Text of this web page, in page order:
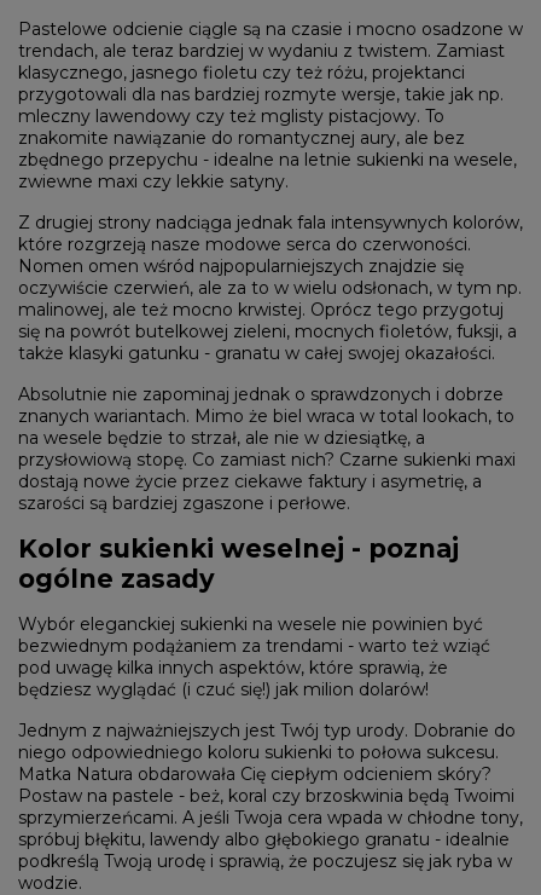
Pastelowe odcienie ciągle są na czasie i mocno osadzone w
trendach, ale teraz bardziej w wydaniu z twistem. Zamiast
klasycznego, jasnego fioletu czy też różu, projektanci
przygotowali dla nas bardziej rozmyte wersje, takie jak np.
mleczny lawendowy czy też mglisty pistacjowy. To
znakomite nawiązanie do romantycznej aury, ale bez
zbędnego przepychu - idealne na letnie sukienki na wesele,
zwiewne maxi czy lekkie satyny.
Z drugiej strony nadciąga jednak fala intensywnych kolorów,
które rozgrzeją nasze modowe serca do czerwoności.
Nomen omen wśród najpopularniejszych znajdzie się
oczywiście czerwień, ale za to w wielu odsłonach, w tym np.
malinowej, ale też mocno krwistej. Oprócz tego przygotuj
się na powrót butelkowej zieleni, mocnych fioletów, fuksji, a
także klasyki gatunku - granatu w całej swojej okazałości.
Absolutnie nie zapominaj jednak o sprawdzonych i dobrze
znanych wariantach. Mimo że biel wraca w total lookach, to
na wesele będzie to strzał, ale nie w dziesiątkę, a
przysłowiową stopę. Co zamiast nich? Czarne sukienki maxi
dostają nowe życie przez ciekawe faktury i asymetrię, a
szarości są bardziej zgaszone i perłowe.
Kolor sukienki weselnej - poznaj
ogólne zasady
Wybór eleganckiej sukienki na wesele nie powinien być
bezwiednym podążaniem za trendami - warto też wziąć
pod uwagę kilka innych aspektów, które sprawią, że
będziesz wyglądać (i czuć się!) jak milion dolarów!
Jednym z najważniejszych jest Twój typ urody. Dobranie do
niego odpowiedniego koloru sukienki to połowa sukcesu.
Matka Natura obdarowała Cię ciepłym odcieniem skóry?
Postaw na pastele - beż, koral czy brzoskwinia będą Twoimi
sprzymierzeńcami. A jeśli Twoja cera wpada w chłodne tony,
spróbuj błękitu, lawendy albo głębokiego granatu - idealnie
podkreślą Twoją urodę i sprawią, że poczujesz się jak ryba w
wodzie.